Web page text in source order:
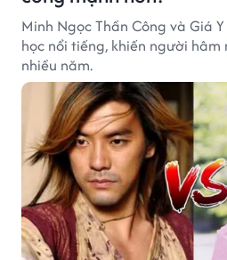
Minh Ngọc Thần Công và Giá
học nổi tiếng, khiến người
nhiều năm.